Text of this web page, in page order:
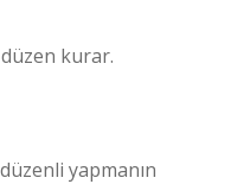
kurar.
yapmanın